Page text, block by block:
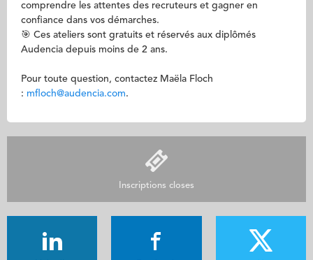
comprendre les attentes des recruteurs et gagner en
confiance dans vos démarches.
🎯 Ces ateliers sont gratuits et réservés aux diplômés
Audencia depuis moins de 2 ans.
Pour toute question, contactez Maëla Floch
: mfloch@audencia.com.
Inscriptions closes